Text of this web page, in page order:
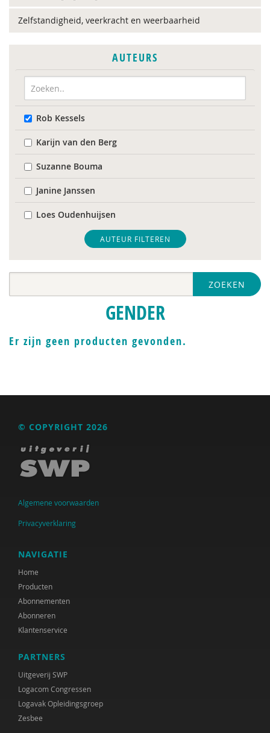
Zelfstandigheid, veerkracht en weerbaarheid
AUTEURS
Rob Kessels
Karijn van den Berg
Suzanne Bouma
Janine Janssen
Loes Oudenhuijsen
AUTEUR FILTEREN
ZOEKEN
GENDER
Er zijn geen producten gevonden.
© COPYRIGHT 2026
Algemene voorwaarden
Privacyverklaring
NAVIGATIE
Home
Producten
Abonnementen
Abonneren
Klantenservice
PARTNERS
Uitgeverij SWP
Logacom Congressen
Logavak Opleidingsgroep
Zesbee